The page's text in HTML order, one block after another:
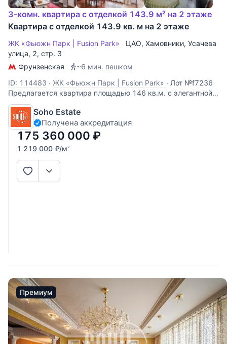
3-комн. квартира с отделкой 143.9 м² на 2 этаже
Квартира с отделкой 143.9 кв. м на 2 этаже
ЖК «Фьюжн Парк | Fusion Park» ЦАО, Хамовники, Усачева
улица, 2, стр. 3
Фрунзенская
~6 мин. пешком
ID: 114483 · ЖК «Фьюжн Парк | Fusion Park» · Лот №f7236
Предлагается квартира площадью 146 кв.м. с элегантной
отделкой в современном эклектичном стиле.
Спланированы – просторная объединенная зона кухни-
столовой и гостиной, 2 спальни, 2 ванных комнаты.
Панорамное остекление и приятные виды. В
Soho Estate
Получена аккредитация
175 360 000 ₽
1 219 000 ₽/м2
Премиум